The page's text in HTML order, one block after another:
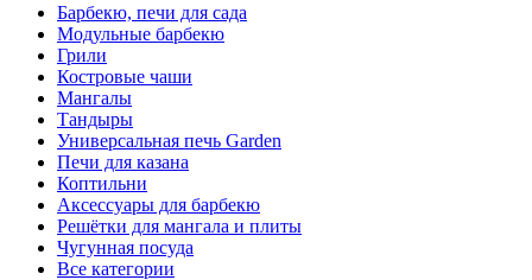
Барбекю, печи для сада
Модульные барбекю
Грили
Костровые чаши
Мангалы
Тандыры
Универсальная печь Garden
Печи для казана
Коптильни
Аксессуары для барбекю
Решётки для мангала и плиты
Чугунная посуда
Все категории